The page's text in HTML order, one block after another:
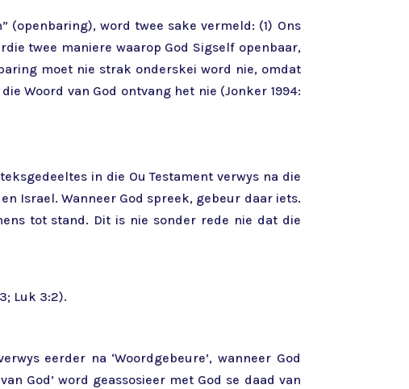
(openbaring), word twee sake vermeld: (1) Ons
twee maniere waarop God Sigself openbaar,
moet nie strak onderskei word nie, omdat
Woord van God ontvang het nie (Jonker 1994:
in die Ou Testament verwys na die
Israel. Wanneer God spreek, gebeur daar iets.
tot stand. Dit is nie sonder rede nie dat die
Luk 3:2).
eerder na ‘Woordgebeure’, wanneer God
God’ word geassosieer met God se daad van